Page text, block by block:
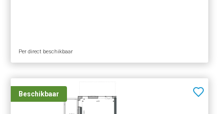
Per direct beschikbaar
Beschikbaar